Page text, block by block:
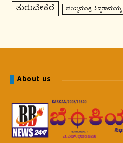
ತುರುವೇಕೆರೆ ಮುಖ್ಯಮಂತ್ರಿ ಸಿದ್ದರಾಮಯ್ಯ
About us